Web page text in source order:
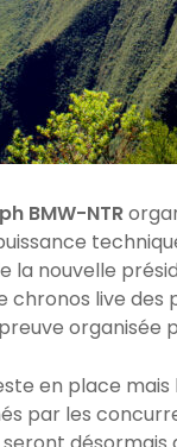
BMW-NTR
la nouvelle
chronos live
en place
par les